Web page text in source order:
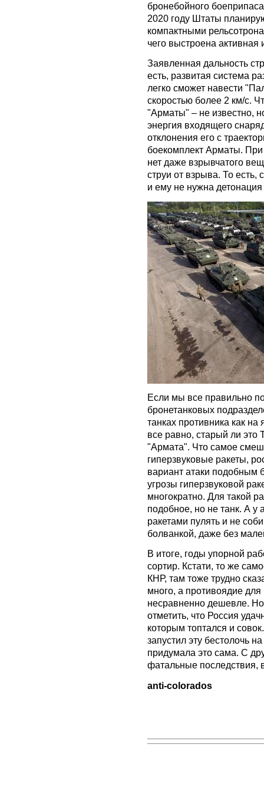
бронебойного
2020 году Штаты
компактными
чего выстроена
Заявленная дальность
есть, развитая система
легко сможет навести
скоростью более 2 км/с.
"Арматы" – не известно,
энергия входящего
отклонения его с
боекомплект Арматы.
нет даже взрывчатого
струи от взрыва. То есть,
и ему не нужна
Если мы все правильно
бронетанковых
танках противника как
все равно, старый ли это
"Армата". Что самое
гиперзвуковые ракеты,
вариант атаки подобным
угрозы гиперзвуковой
многократно. Для такой
подобное, но не танк. А у
ракетами пулять и не
болванкой, даже без
В итоге, годы упорной
сортир. Кстати, то же
КНР, там тоже трудно
много, а противоядие для
несравненно дешевле.
отметить, что Россия
которым топтался и
запустил эту бестолочь
придумала это сама. С
фатальные последствия,
anti-colorados